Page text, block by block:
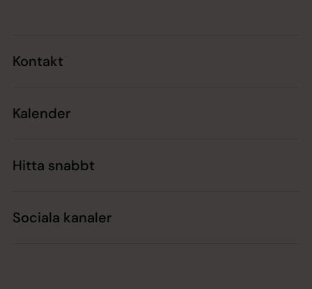
Kontakt
Kalender
Hitta snabbt
Sociala kanaler